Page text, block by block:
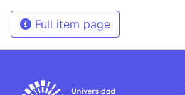
Full item page